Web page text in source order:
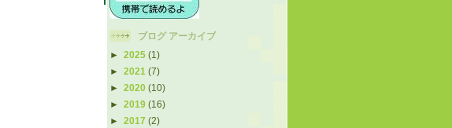
ブログ アーカイブ
► 2025 (1)
► 2021 (7)
► 2020 (10)
► 2019 (16)
► 2017 (2)